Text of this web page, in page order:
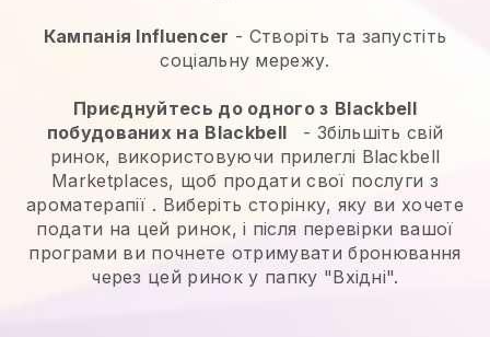
Кампанія Influencer - Створіть та запустіть
соціальну мережу.
Приєднуйтесь до одного з Blackbell
побудованих на Blackbell - Збільшіть свій
ринок, використовуючи прилеглі Blackbell
Marketplaces, щоб продати свої послуги з
ароматерапії . Виберіть сторінку, яку ви хочете
подати на цей ринок, і після перевірки вашої
програми ви почнете отримувати бронювання
через цей ринок у папку "Вхідні".